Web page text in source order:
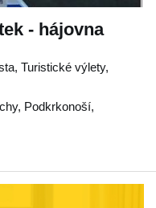
- hájovna
Turistické výlety,
, Podkrkonoší,